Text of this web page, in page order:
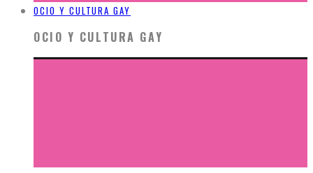
OCIO Y CULTURA GAY
OCIO Y CULTURA GAY